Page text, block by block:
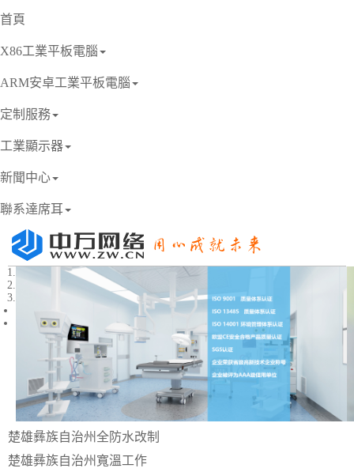
首頁
X86工業平板電腦
ARM安卓工業平板電腦
定制服務
工業顯示器
新聞中心
聯系達席耳
楚雄彝族自治州全防水改制
楚雄彝族自治州寬溫工作